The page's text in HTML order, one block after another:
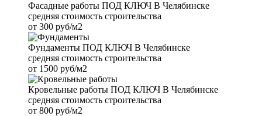
Фасадные работы ПОД КЛЮЧ В Челябинске
средняя стоимость строительства
от 300 руб/м2
Фундаменты ПОД КЛЮЧ В Челябинске
средняя стоимость строительства
от 1500 руб/м2
Кровельные работы ПОД КЛЮЧ В Челябинске
средняя стоимость строительства
от 800 руб/м2